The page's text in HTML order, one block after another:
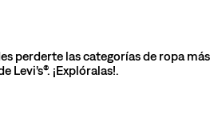
perderte las categorías de ropa más
Levi’s®. ¡Explóralas!.